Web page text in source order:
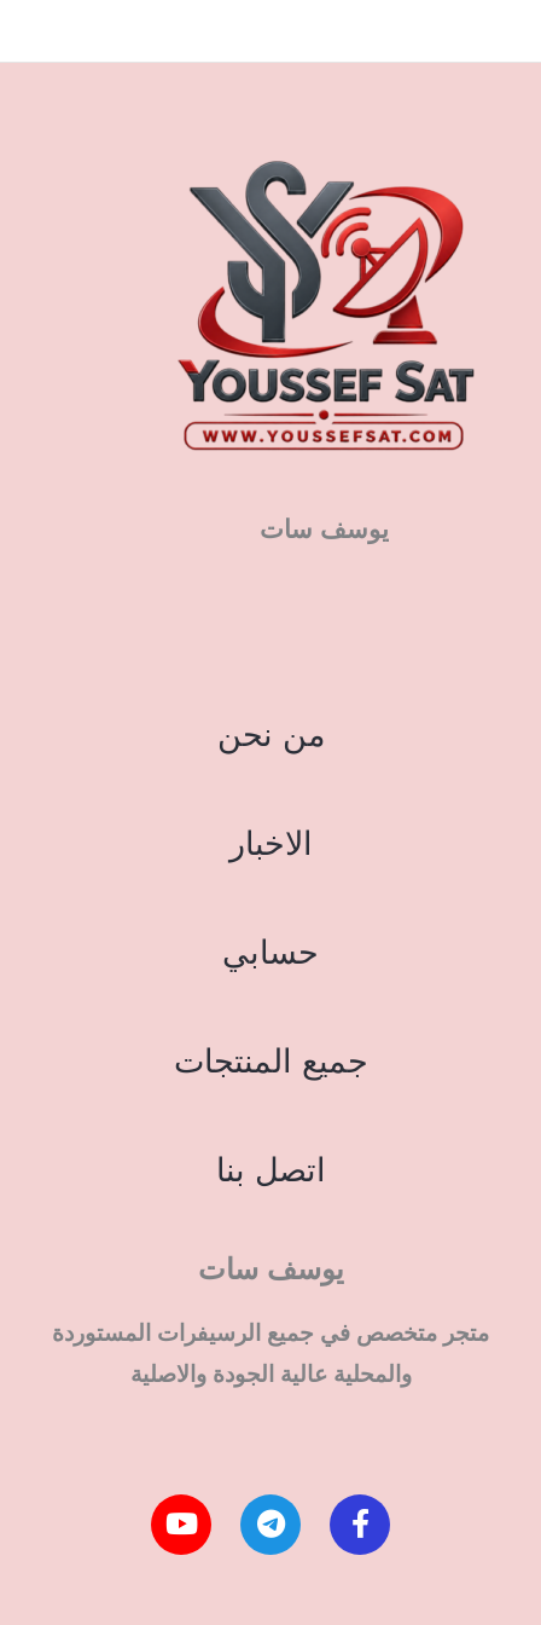
يوسف سات
من نحن
الاخبار
حسابي
جميع المنتجات
اتصل بنا
يوسف سات
متجر متخصص في جميع الرسيفرات المستوردة
والمحلية عالية الجودة والاصلية